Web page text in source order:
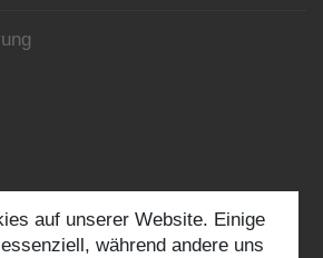
auf unserer Website. Einige
während andere uns